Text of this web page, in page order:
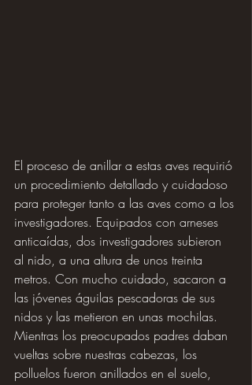
El proceso de anillar a estas aves requirió
un procedimiento detallado y cuidadoso
para proteger tanto a las aves como a los
investigadores. Equipados con arneses
anticaídas, dos investigadores subieron
al nido, a una altura de unos treinta
metros. Con mucho cuidado, sacaron a
las jóvenes águilas pescadoras de sus
nidos y las metieron en unas mochilas.
Mientras los preocupados padres daban
vueltas sobre nuestras cabezas, los
polluelos fueron anillados en el suelo,